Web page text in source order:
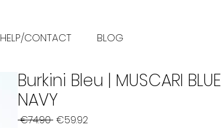
HELP/CONTACT BLOG
Burkini Bleu | MUSCARI BLUE
NAVY
€74.90 Regular
€59.92Sale